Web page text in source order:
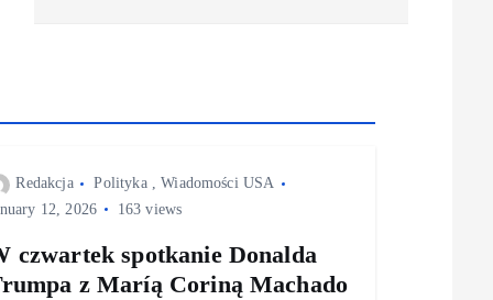
Redakcja Polityka,Wiadomości USA
12, 2026
163 views
czwartek spotkanie Donalda
z Maríą Coriną Machado